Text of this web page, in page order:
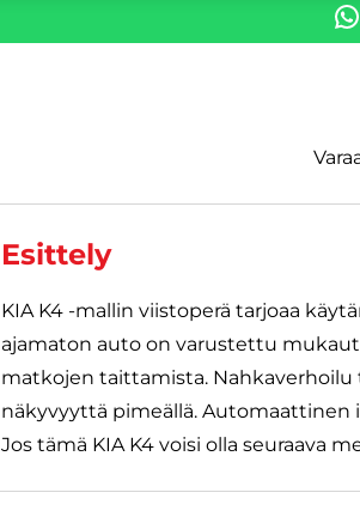
Esittely
KIA K4 -mallin viistoperä tarjoaa
ajamaton auto on varustettu
matkojen taittamista. Nahkaverhoilu
näkyvyyttä pimeällä. Automaattinen
Jos tämä KIA K4 voisi olla seuraava